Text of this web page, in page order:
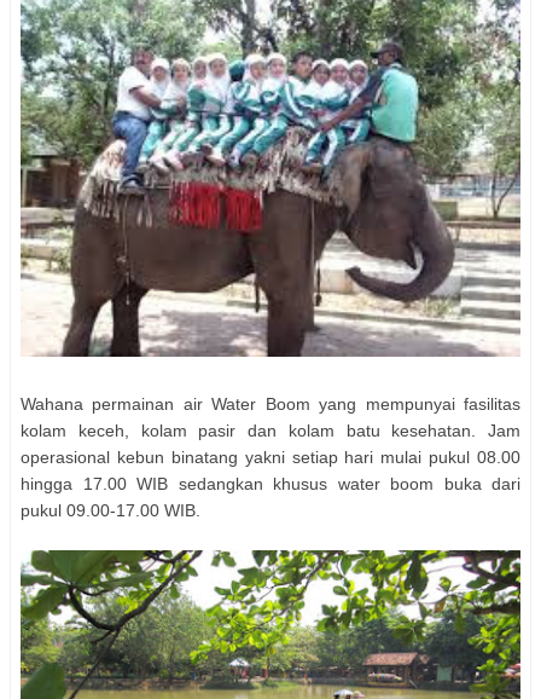
Wahana permainan air Water Boom yang mempunyai fasilitas
kolam keceh, kolam pasir dan kolam batu kesehatan. Jam
operasional kebun binatang yakni setiap hari mulai pukul 08.00
hingga 17.00 WIB sedangkan khusus water boom buka dari
pukul 09.00-17.00 WIB.